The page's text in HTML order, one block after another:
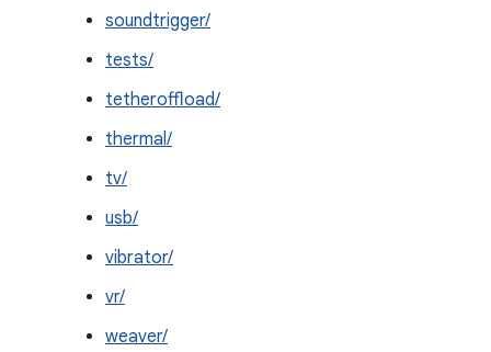
soundtrigger/
tests/
tetheroffload/
thermal/
tv/
usb/
vibrator/
vr/
weaver/